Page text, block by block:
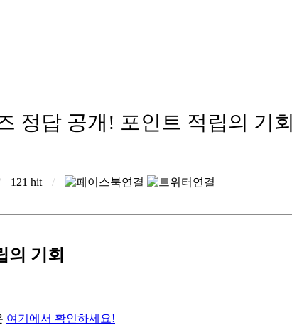
정답 공개! 포인트 적립의 기회
121 hit /
의 기회
여기에서 확인하세요!